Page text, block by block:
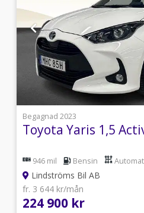
1
Begagnad 2023
Toyota Yaris 1,5
946 mil Bensin Automat
Lindströms Bil AB
fr. 3 644 kr/mån
224 900 kr